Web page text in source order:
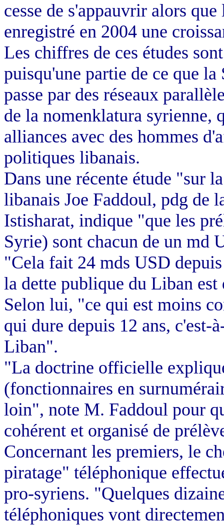
cesse de s'appauvrir alors
enregistré en 2004 une
Les chiffres de ces études
puisqu'une partie de ce que
passe par des réseaux
de la nomenklatura syrienne,
alliances avec des hommes
politiques libanais.
Dans une récente étude "sur
libanais Joe Faddoul, pdg de
Istisharat, indique "que les
Syrie) sont chacun de un md
"Cela fait 24 mds USD
la dette publique du Liban est
Selon lui, "ce qui est moins
qui dure depuis 12 ans, c'est-
Liban".
"La doctrine officielle
(fonctionnaires en
loin", note M. Faddoul pour
cohérent et organisé de
Concernant les premiers, le
piratage" téléphonique
pro-syriens. "Quelques
téléphoniques vont